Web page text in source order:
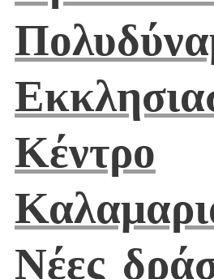
Κέντρο
Νέες